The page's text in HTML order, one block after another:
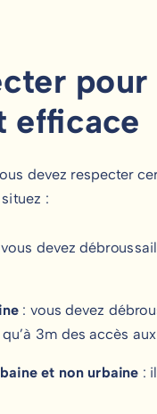
pour
efficace
devez respecter
:
devez
: vous devez
3m des accès
et non urbaine :